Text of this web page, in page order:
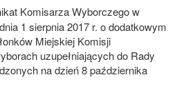
Komisarza Wyborczego w
1 sierpnia 2017 r. o dodatkowym
Miejskiej Komisji
uzupełniających do Rady
na dzień 8 października